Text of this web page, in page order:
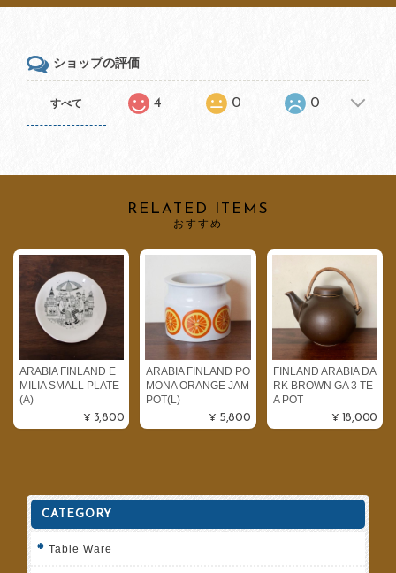
ショップの評価
すべて 4 0 0
RELATED ITEMS
おすすめ
ARABIA FINLAND E
MILIA SMALL PLATE
(A)
¥3,800
ARABIA FINLAND PO
MONA ORANGE JAM
POT(L)
¥5,800
FINLAND ARABIA DA
RK BROWN GA 3 TE
A POT
¥18,000
CATEGORY
Table Ware